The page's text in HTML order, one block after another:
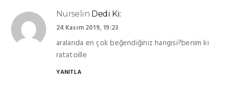
Nurselin Dedi Ki:
24 Kasım 2019, 19:23
aralarıda en çok beğendiğiniz hangisi?benim ki
ratatoille
YANITLA